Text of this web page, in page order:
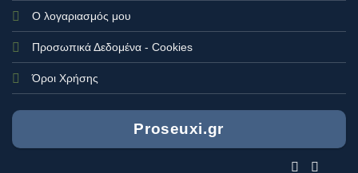
Ο λογαριασμός μου
Προσωπικά Δεδομένα - Cookies
Όροι Χρήσης
Proseuxi.gr